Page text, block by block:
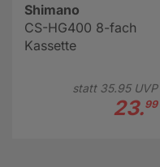
Shimano
CS-HG400 8-fach
Kassette
statt 35.95UVP
23.99